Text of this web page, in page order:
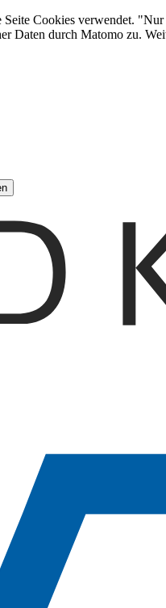
Cookies verwendet.
Daten durch Matomo zu.